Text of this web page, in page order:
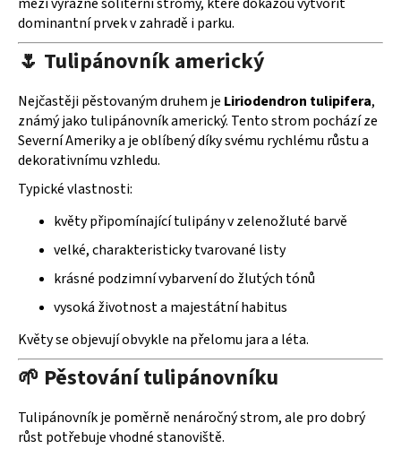
a
c
í
p
v
k
y
i
s
dominantní prvek v zahradě i parku.
🌷 Tulipánovník americký
Nejčastěji pěstovaným druhem je Liriodendron tulipifera,
známý jako tulipánovník americký. Tento strom pochází ze
Severní Ameriky a je oblíbený díky svému rychlému růstu a
dekorativnímu vzhledu.
Typické vlastnosti:
květy připomínající tulipány v zelenožluté barvě
velké, charakteristicky tvarované listy
krásné podzimní vybarvení do žlutých tónů
vysoká životnost a majestátní habitus
Květy se objevují obvykle na přelomu jara a léta.
🌱 Pěstování tulipánovníku
Tulipánovník je poměrně nenáročný strom, ale pro dobrý
růst potřebuje vhodné stanoviště.